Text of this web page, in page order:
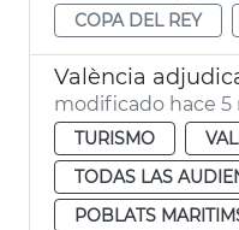
COPA DEL REY
modificado hace 5
TURISMO
TODAS LAS
POBLATS